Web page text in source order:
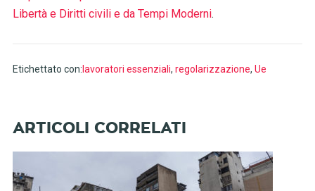
Libertà e Diritti civili e da Tempi Moderni.
Etichettato con: lavoratori essenziali, regolarizzazione, Ue